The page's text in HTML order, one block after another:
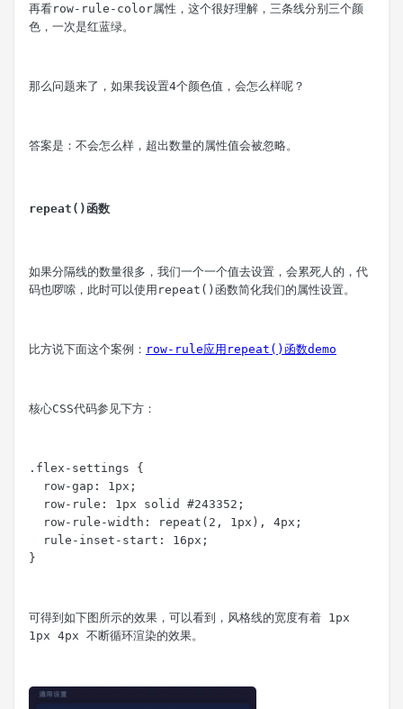
再看row-rule-color属性，这个很好理解，三条线分别三个颜
色，一次是红蓝绿。
那么问题来了，如果我设置4个颜色值，会怎么样呢？
答案是：不会怎么样，超出数量的属性值会被忽略。
repeat()函数
如果分隔线的数量很多，我们一个一个值去设置，会累死人的，代
码也啰嗦，此时可以使用 repeat() 函数简化我们的属性设置。
比方说下面这个案例： row-rule应用repeat()函数demo
核心CSS代码参见下方：
.flex-settings {
}
可得到如下图所示的效果，可以看到，风格线的宽度有着 1px
1px 4px 不断循环渲染的效果。